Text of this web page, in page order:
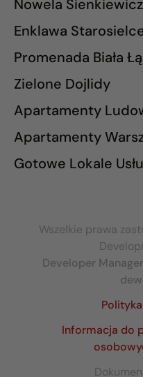
Nowela
Enklawa
Promenada Biała
Zielone Dojlidy
Apartamenty
Apartamenty
Gotowe Lokale
Wszelkie prawa
Developer
Informacja do